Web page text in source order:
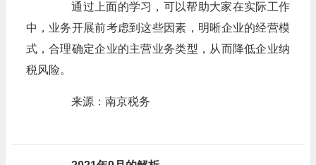
通过上面的学习，可以帮助大家在实际工作
中，业务开展前考虑到这些因素，明晰企业的经营模
式，合理确定企业的主营业务类型，从而降低企业纳
税风险。
来源：南京税务